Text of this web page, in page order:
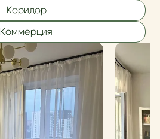
Коридор
Коммерция